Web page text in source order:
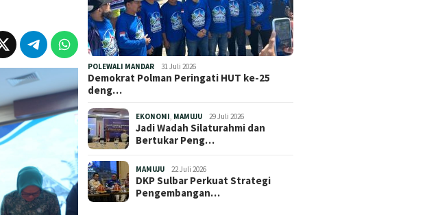
POLEWALI MANDAR 31 Juli 2026
Demokrat Polman Peringati HUT ke-25
deng…
EKONOMI MAMUJU 29 Juli 2026
Jadi Wadah Silaturahmi dan
Bertukar Peng…
MAMUJU 22 Juli 2026
DKP Sulbar Perkuat Strategi
Pengembangan…